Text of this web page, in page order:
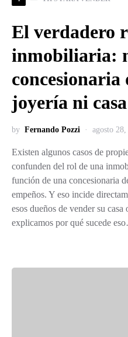
El verdadero
inmobiliaria:
concesionaria
joyería ni
by Fernando Pozzi agosto 28,
Existen algunos casos de
confunden del rol de una
función de una concesionaria
empeños. Y eso incide
esos dueños de vender su
explicamos por qué sucede